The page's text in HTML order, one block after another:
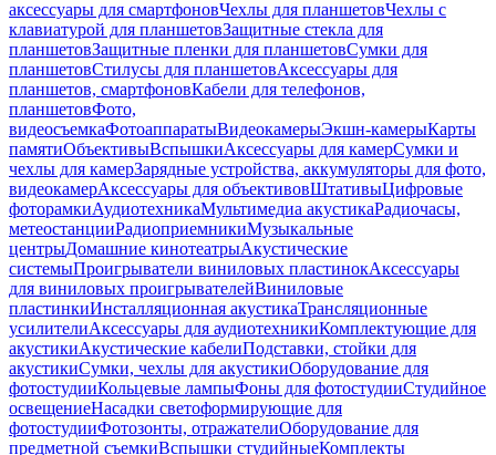
аксессуары для смартфоновЧехлы для планшетовЧехлы с
клавиатурой для планшетовЗащитные стекла для
планшетовЗащитные пленки для планшетовСумки для
планшетовСтилусы для планшетовАксессуары для
планшетов, смартфоновКабели для телефонов,
планшетовФото,
видеосъемкаФотоаппаратыВидеокамерыЭкшн-камерыКарты
памятиОбъективыВспышкиАксессуары для камерСумки и
чехлы для камерЗарядные устройства, аккумуляторы для фото,
видеокамерАксессуары для объективовШтативыЦифровые
фоторамкиАудиотехникаМультимедиа акустикаРадиочасы,
метеостанцииРадиоприемникиМузыкальные
центрыДомашние кинотеатрыАкустические
системыПроигрыватели виниловых пластинокАксессуары
для виниловых проигрывателейВиниловые
пластинкиИнсталляционная акустикаТрансляционные
усилителиАксессуары для аудиотехникиКомплектующие для
акустикиАкустические кабелиПодставки, стойки для
акустикиСумки, чехлы для акустикиОборудование для
фотостудииКольцевые лампыФоны для фотостудииСтудийное
освещениеНасадки светоформирующие для
фотостудииФотозонты, отражателиОборудование для
предметной съемкиВспышки студийныеКомплекты